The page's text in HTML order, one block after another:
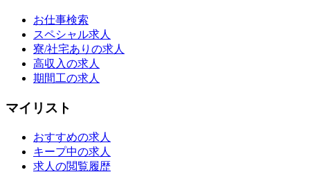
お仕事検索
スペシャル求人
寮/社宅ありの求人
高収入の求人
期間工の求人
マイリスト
おすすめの求人
キープ中の求人
求人の閲覧履歴